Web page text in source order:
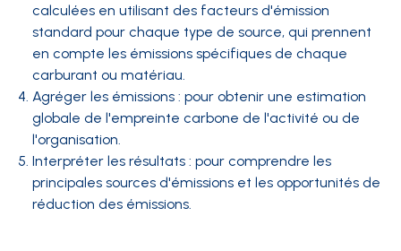
calculées en utilisant des facteurs d'émission
standard pour chaque type de source, qui prennent
en compte les émissions spécifiques de chaque
carburant ou matériau.
Agréger les émissions : pour obtenir une estimation
globale de l'empreinte carbone de l'activité ou de
l'organisation.
Interpréter les résultats : pour comprendre les
principales sources d'émissions et les opportunités de
réduction des émissions.